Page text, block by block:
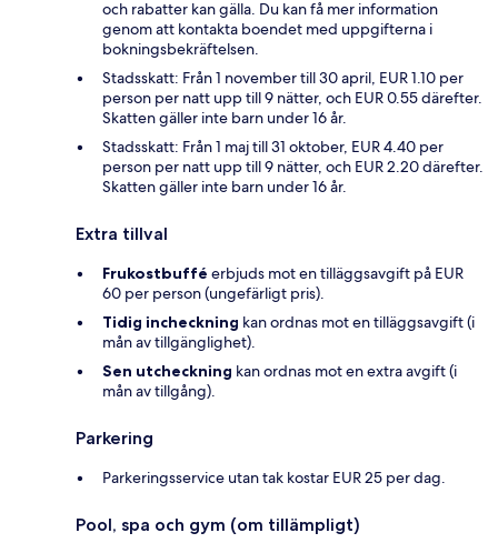
och rabatter kan gälla. Du kan få mer information
genom att kontakta boendet med uppgifterna i
bokningsbekräftelsen.
Stadsskatt: Från 1 november till 30 april, EUR 1.10 per
person per natt upp till 9 nätter, och EUR 0.55 därefter.
Skatten gäller inte barn under 16 år.
Stadsskatt: Från 1 maj till 31 oktober, EUR 4.40 per
person per natt upp till 9 nätter, och EUR 2.20 därefter.
Skatten gäller inte barn under 16 år.
Extra tillval
Frukostbuffé erbjuds mot en tilläggsavgift på EUR
60 per person (ungefärligt pris).
Tidig incheckning kan ordnas mot en tilläggsavgift (i
mån av tillgänglighet).
Sen utcheckning kan ordnas mot en extra avgift (i
mån av tillgång).
Parkering
Parkeringsservice utan tak kostar EUR 25 per dag.
Pool, spa och gym (om tillämpligt)